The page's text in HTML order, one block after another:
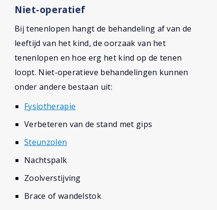
Niet-operatief
Bij tenenlopen hangt de behandeling af van de
leeftijd van het kind, de oorzaak van het
tenenlopen en hoe erg het kind op de tenen
loopt. Niet-operatieve behandelingen kunnen
onder andere bestaan uit:
Fysiotherapie
Verbeteren van de stand met gips
Steunzolen
Nachtspalk
Zoolverstijving
Brace of wandelstok